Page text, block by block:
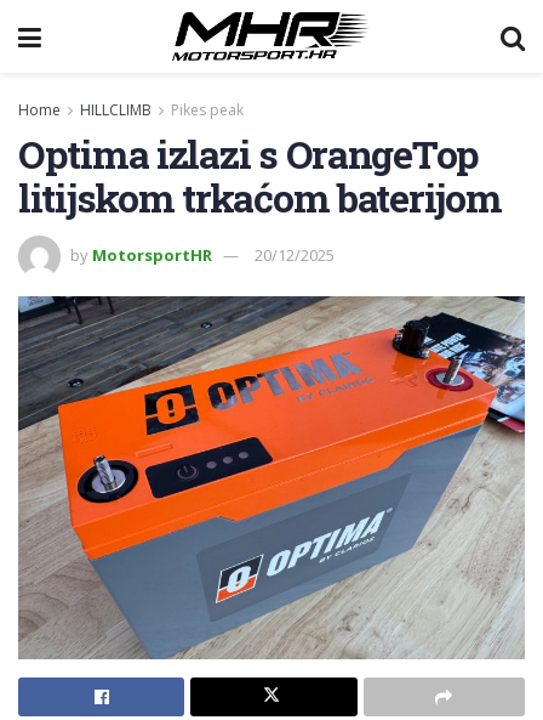
Home HILLCLIMB Pikes peak
Optima izlazi s OrangeTop
litijskom trkaćom baterijom
by MotorsportHR 20/12/2025